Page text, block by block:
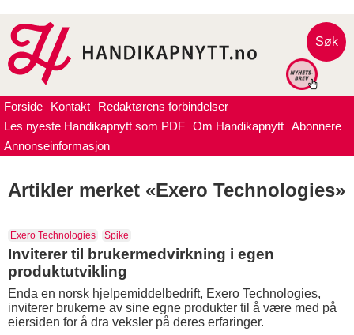
Søk
Forside Kontakt
Redaktørens forbindelser
Les nyeste Handikapnytt som PDF Om Handikapnytt Abonnere
Annonseinformasjon
Artikler merket «Exero Technologies»
Exero Technologies Spike
Inviterer til brukermedvirkning i egen
produktutvikling
Enda en norsk hjelpemiddelbedrift, Exero Technologies,
inviterer brukerne av sine egne produkter til å være med på
eiersiden for å dra veksler på deres erfaringer.